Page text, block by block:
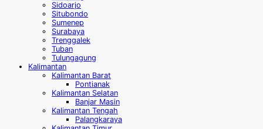
Sidoarjo
Situbondo
Sumenep
Surabaya
Trenggalek
Tuban
Tulungagung
Kalimantan
Kalimantan Barat
Pontianak
Kalimantan Selatan
Banjar Masin
Kalimantan Tengah
Palangkaraya